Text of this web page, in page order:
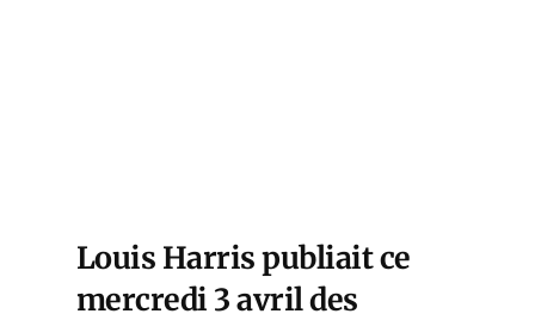
Louis Harris publiait ce
mercredi 3 avril des